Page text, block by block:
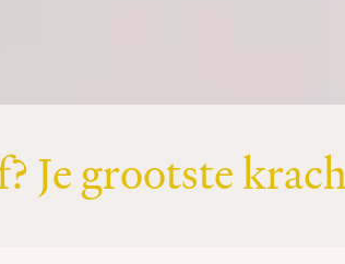
Je grootste